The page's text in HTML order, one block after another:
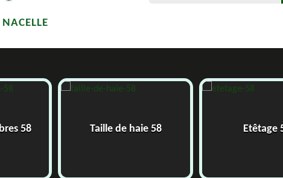
58 Taille de haie 58 Etêtage 58